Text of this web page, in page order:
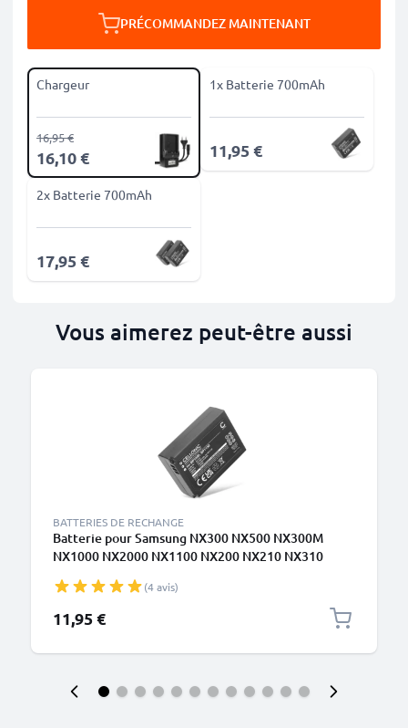
PRÉCOMMANDEZ MAINTENANT
Chargeur
16,10 €
16,95 €
1x Batterie 700mAh
11,95 €
2x Batterie 700mAh
17,95 €
Vous aimerez peut-être aussi
BATTERIES DE RECHANGE
Batterie pour Samsung NX300 NX500 NX300M
NX1000 NX2000 NX1100 NX200 NX210 NX310
(4 avis)
11,95 €